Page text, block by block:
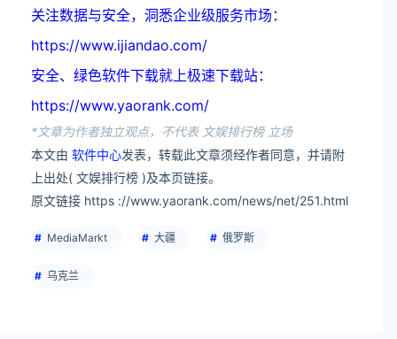
关注数据与安全，洞悉企业级服务市场：
https://www.ijiandao.com/
安全、绿色软件下载就上极速下载站：
https://www.yaorank.com/
*文章为作者独立观点，不代表 文娱排行榜 立场
本文由 软件中心发表，转载此文章须经作者同意，并请附
上出处( 文娱排行榜 )及本页链接。
原文链接 https ://www.yaorank.com/news/net/251.html
MediaMarkt 大疆 俄罗斯
乌克兰